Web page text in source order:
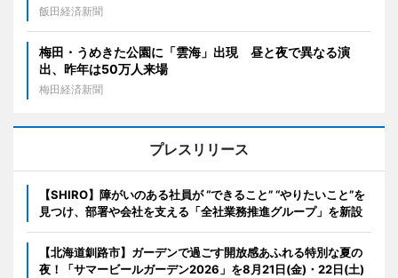
飯田経済新聞
梅田・うめきた公園に「雲海」出現 昼と夜で異なる演
出、昨年は50万人来場
梅田経済新聞
プレスリリース
【SHIRO】障がいのある社員が “できること” “やりたいこと”を
見つけ、部署や会社を支える「全社業務推進グループ」を新設
【北海道釧路市】ガーデンで過ごす開放感あふれる特別な夏の
夜！「サマービールガーデン2026」を8月21日(金)・22日(土)